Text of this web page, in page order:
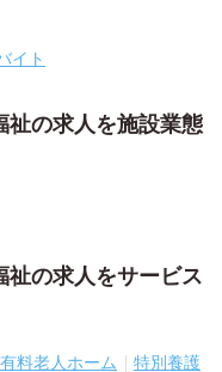
イト
祉の求人を施設業態
祉の求人をサービス
有料老人ホーム
特別養護